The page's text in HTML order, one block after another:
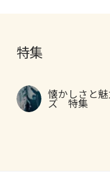
特集
懐かしさと
ズ 特集